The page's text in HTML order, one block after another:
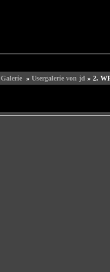
Galerie» Usergalerie von jd » 2.